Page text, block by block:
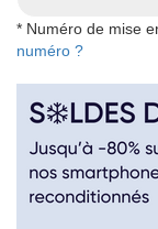
* Numéro de mise
numéro ?